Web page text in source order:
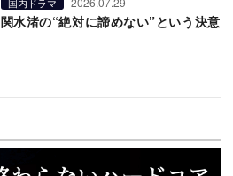
関水渚の“絶対に諦めない”という決意